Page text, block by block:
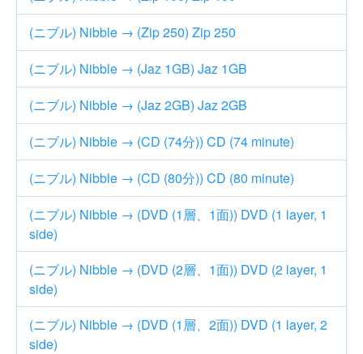
(ニブル) Nibble → (Zip 250) Zip 250
(ニブル) Nibble → (Jaz 1GB) Jaz 1GB
(ニブル) Nibble → (Jaz 2GB) Jaz 2GB
(ニブル) Nibble → (CD (74分)) CD (74 minute)
(ニブル) Nibble → (CD (80分)) CD (80 minute)
(ニブル) Nibble → (DVD (1層、1面)) DVD (1 layer, 1
side)
(ニブル) Nibble → (DVD (2層、1面)) DVD (2 layer, 1
side)
(ニブル) Nibble → (DVD (1層、2面)) DVD (1 layer, 2
side)